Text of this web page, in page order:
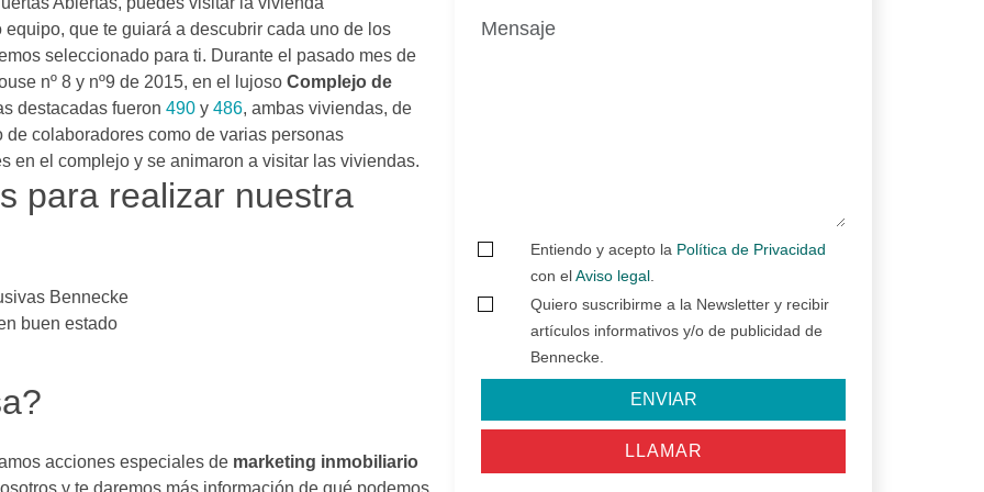
que te guiará a descubrir cada uno de los
seleccionado para ti. Durante el pasado mes de
nº 8 y nº9 de 2015, en el lujoso Complejo de
destacadas fueron 490 y 486, ambas viviendas, de
colaboradores como de varias personas
en el complejo y se animaron a visitar las viviendas.
para realizar nuestra
Bennecke
buen estado
acciones especiales de marketing inmobiliario
y te daremos más información de qué podemos
Entiendo y acepto la Política de Privacidad
con elAviso legal
Quiero suscribirme a la Newsletter y recibir
artículos informativos y/o de publicidad de
Bennecke.
ENVIAR
LLAMAR